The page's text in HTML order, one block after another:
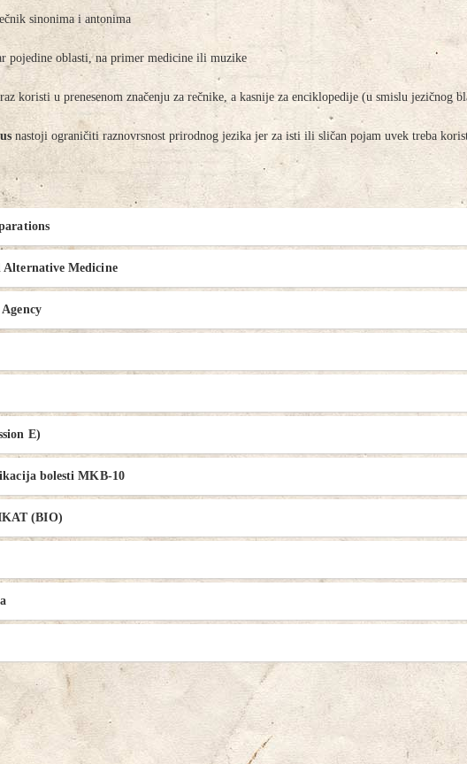
sinonima i antonima
pojedine oblasti, na primer medicine ili muzike
koristi u prenesenom značenju za rečnike, a kasnije za enciklopedije (u smislu jezičnog
nastoji ograničiti raznovrsnost prirodnog jezika jer za isti ili sličan pojam uvek treba
Alternative Medicine
E)
bolesti MKB-10
(BIO)